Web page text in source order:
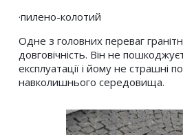
·пилено-колотий
Одне з головних переваг
довговічність. Він не
експлуатації і йому не страшні
навколишнього середовища.